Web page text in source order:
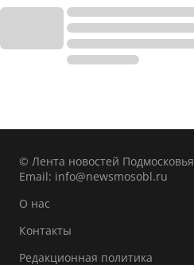
© Лента новостей Подмосковья
Email: info@newsmosobl.ru
О нас
Контакты
Редакционная политика